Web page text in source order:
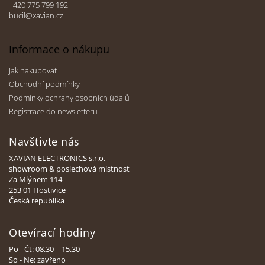
+420 775 799 192
bucil@xavian.cz
Informace o nákupu
Jak nakupovat
Obchodní podmínky
Podmínky ochrany osobních údajů
Registrace do newsletteru
Navštivte nás
XAVIAN ELECTRONICS s.r.o.
showroom & poslechová místnost
Za Mlýnem 114
253 01 Hostivice
Česká republika
Otevírací hodiny
Po - Čt: 08.30 – 15.30
So - Ne: zavřeno